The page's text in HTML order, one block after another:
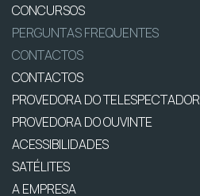
CONCURSOS
PERGUNTAS FREQUENTES
CONTACTOS
CONTACTOS
PROVEDORA DO TELESPECTADOR
PROVEDORA DO OUVINTE
ACESSIBILIDADES
SATÉLITES
A EMPRESA